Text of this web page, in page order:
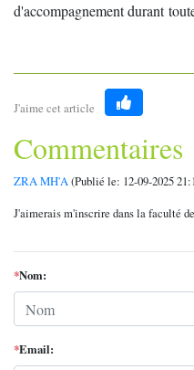
d'accompagnement durant
J'aime cet article
Like
Commentaires
ZRA MH'A(Publié le: 12-09-2025
J'aimerais m'inscrire dans la faculté
*Nom:
*Email: